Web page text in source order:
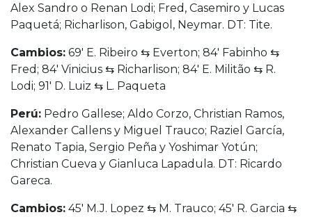
Alex Sandro o Renan Lodi; Fred, Casemiro y Lucas
Paquetá; Richarlison, Gabigol, Neymar. DT: Tite.
Cambios: 69′ E. Ribeiro ⇆ Everton; 84′ Fabinho ⇆
Fred; 84′ Vinicius ⇆ Richarlison; 84′ E. Militão ⇆ R.
Lodi; 91′ D. Luiz ⇆ L. Paqueta
Perú: Pedro Gallese; Aldo Corzo, Christian Ramos,
Alexander Callens y Miguel Trauco; Raziel García,
Renato Tapia, Sergio Peña y Yoshimar Yotún;
Christian Cueva y Gianluca Lapadula. DT: Ricardo
Gareca.
Cambios: 45′ M.J. Lopez ⇆ M. Trauco; 45′ R. Garcia ⇆